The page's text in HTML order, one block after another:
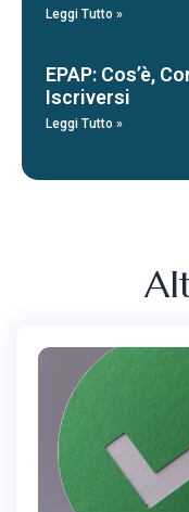
Leggi Tutto »
EPAP: Cos’è,
Iscriversi
Leggi Tutto »